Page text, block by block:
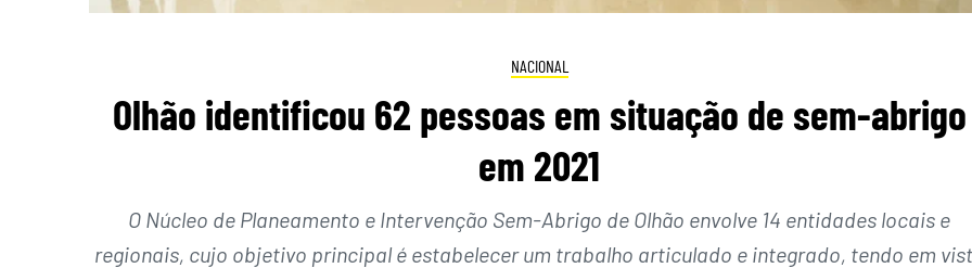
NACIONAL
Olhão identificou 62 pessoas em situação de sem-abrigo
em 2021
O Núcleo de Planeamento e Intervenção Sem-Abrigo de Olhão envolve 14 entidades locais e
regionais, cujo objetivo principal é estabelecer um trabalho articulado e integrado, tendo em